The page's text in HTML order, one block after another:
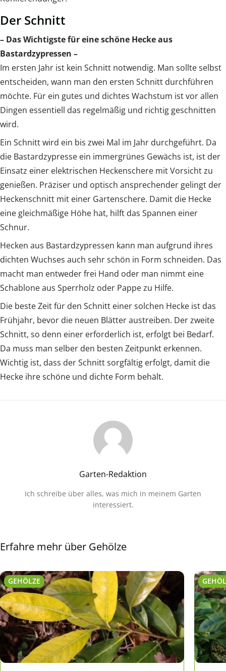
Der Schnitt
– Das Wichtigste für eine schöne Hecke aus
Bastardzypressen –
Im ersten Jahr ist kein Schnitt notwendig. Man sollte selbst
entscheiden, wann man den ersten Schnitt durchführen
möchte. Für ein gutes und dichtes Wachstum ist vor allen
Dingen essentiell das regelmäßig und richtig geschnitten
wird.
Ein Schnitt wird ein bis zwei Mal im Jahr durchgeführt. Da
die Bastardzypresse ein immergrünes Gewächs ist, ist der
Einsatz einer elektrischen Heckenschere mit Vorsicht zu
genießen. Präziser und optisch ansprechender gelingt der
Heckenschnitt mit einer Gartenschere. Damit die Hecke
eine gleichmäßige Höhe hat, hilft das Spannen einer
Schnur.
Hecken aus Bastardzypressen kann man aufgrund ihres
dichten Wuchses auch sehr schön in Form schneiden. Das
macht man entweder frei Hand oder man nimmt eine
Schablone aus Sperrholz oder Pappe zu Hilfe.
Die beste Zeit für den Schnitt einer solchen Hecke ist das
Frühjahr, bevor die neuen Blätter austreiben. Der zweite
Schnitt, so denn einer erforderlich ist, erfolgt bei Bedarf.
Da muss man selber den besten Zeitpunkt erkennen.
Wichtig ist, dass der Schnitt sorgfältig erfolgt, damit die
Hecke ihre schöne und dichte Form behält.
Garten-Redaktion
Ich schreibe über alles, was mich in meinem Garten
interessiert.
Erfahre mehr über Gehölze
GEHÖLZE